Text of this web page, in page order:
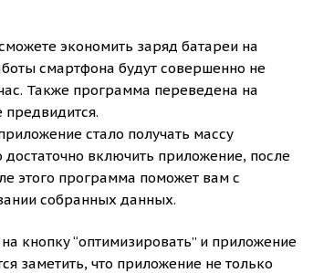
экономить заряд батареи на
смартфона будут совершенно не
Также программа переведена на
предвидится.
стало получать массу
включить приложение, после
этого программа поможет вам с
собранных данных.
кнопку “оптимизировать” и приложение
заметить, что приложение не только